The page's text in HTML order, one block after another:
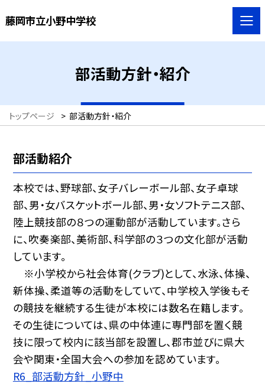
藤岡市立小野中学校
部活動方針・紹介
トップページ > 部活動方針・紹介
部活動紹介
本校では、野球部、女子バレーボール部、女子卓球
部、男・女バスケットボール部、男・女ソフトテニス部、
陸上競技部の８つの運動部が活動しています。さら
に、吹奏楽部、美術部、科学部の３つの文化部が活動
しています。
※小学校から社会体育(クラブ)として、水泳、体操、
新体操、柔道等の活動をしていて、中学校入学後もそ
の競技を継続する生徒が本校には数名在籍します。
その生徒については、県の中体連に専門部を置く競
技に限って校内に該当部を設置し、郡市並びに県大
会や関東・全国大会への参加を認めています。
R6_部活動方針_小野中